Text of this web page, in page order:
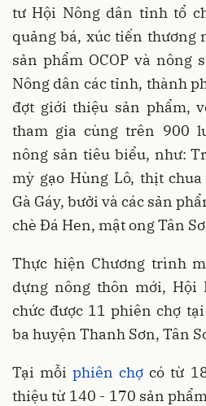
tư Hội Nông dân tỉnh tổ
quảng bá, xúc tiến thương
sản phẩm OCOP và nông
Nông dân các tỉnh, thành
đợt giới thiệu sản phẩm,
tham gia cùng trên 900
nông sản tiêu biểu, như:
mỳ gạo Hùng Lô, thịt
Gà Gáy, bưởi và các sản
chè Đá Hen, mật ong Tân
Thực hiện Chương trình
dựng nông thôn mới, Hội
chức được 11 phiên chợ
ba huyện Thanh Sơn, Tân
Tại mỗiphiên chợ có từ
thiệu từ 140 - 170 sản